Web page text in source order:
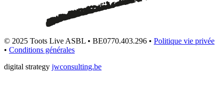
© 2025 Toots Live ASBL • BE0770.403.296 • Politique vie privée
• Conditions générales
digital strategy jwconsulting.be